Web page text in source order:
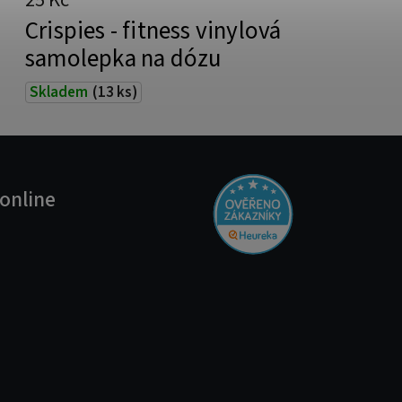
Crispies - fitness vinylová
samolepka na dózu
Skladem (13 ks)